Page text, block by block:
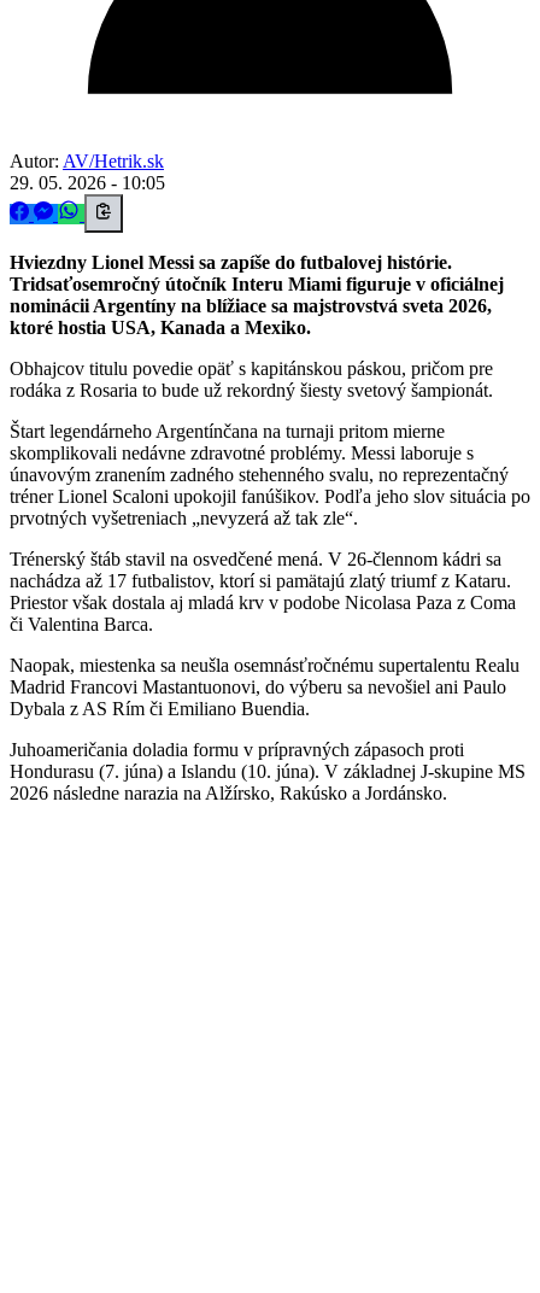
Autor: AV/Hetrik.sk
29. 05. 2026 - 10:05
Hviezdny Lionel Messi sa zapíše do futbalovej histórie.
Tridsaťosemročný útočník Interu Miami figuruje v oficiálnej
nominácii Argentíny na blížiace sa majstrovstvá sveta 2026,
ktoré hostia USA, Kanada a Mexiko.
Obhajcov titulu povedie opäť s kapitánskou páskou, pričom pre
rodáka z Rosaria to bude už rekordný šiesty svetový šampionát.
Štart legendárneho Argentínčana na turnaji pritom mierne
skomplikovali nedávne zdravotné problémy. Messi laboruje s
únavovým zranením zadného stehenného svalu, no reprezentačný
tréner Lionel Scaloni upokojil fanúšikov. Podľa jeho slov situácia po
prvotných vyšetreniach „nevyzerá až tak zle“.
Trénerský štáb stavil na osvedčené mená. V 26-člennom kádri sa
nachádza až 17 futbalistov, ktorí si pamätajú zlatý triumf z Kataru.
Priestor však dostala aj mladá krv v podobe Nicolasa Paza z Coma
či Valentina Barca.
Naopak, miestenka sa neušla osemnásťročnému supertalentu Realu
Madrid Francovi Mastantuonovi, do výberu sa nevošiel ani Paulo
Dybala z AS Rím či Emiliano Buendia.
Juhoameričania doladia formu v prípravných zápasoch proti
Hondurasu (7. júna) a Islandu (10. júna). V základnej J-skupine MS
2026 následne narazia na Alžírsko, Rakúsko a Jordánsko.